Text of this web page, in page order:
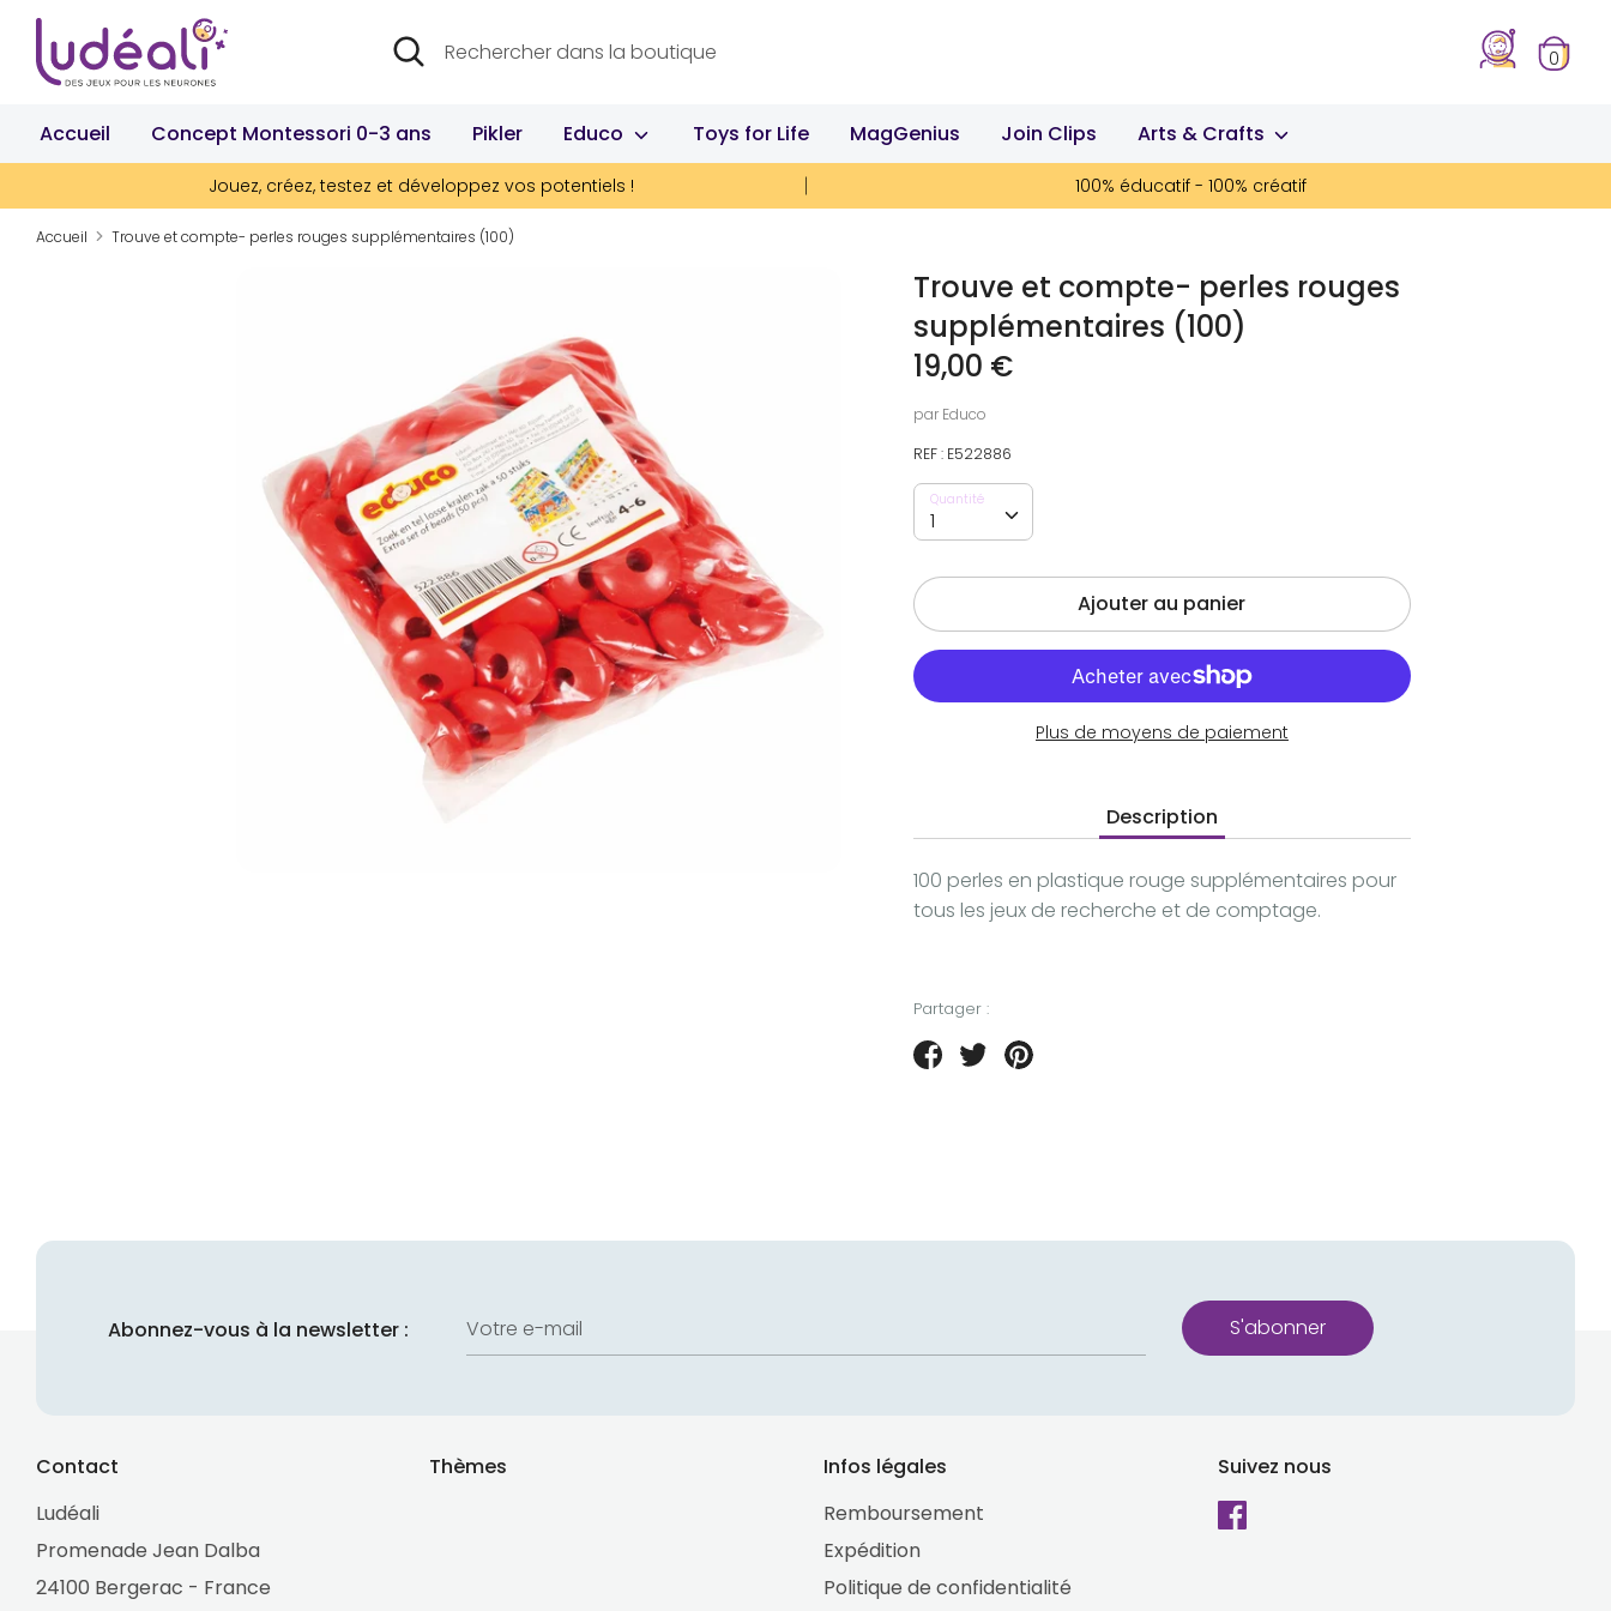
Passer
contenu
Recherche
Rechercher
dans
boutique
0
Accueil Concept Montessori 0-3 ans Pikler Educo Toys for Life MagGenius Join Clips Arts & Crafts
Jouez, créez, testez et développez vos potentiels ! 100% éducatif - 100% créatif
Accueil Trouve et compte- perles rouges supplémentaires (100)
Trouve et compte- perles rouges
supplémentaires (100)
19,00 €
par Educo
REF : E522886
Quantité
1
Quantité
Ajouter au panier
Plus de moyens de paiement
Description
100 perles en plastique rouge supplémentaires pour
tous les jeux de recherche et de comptage.
Partager :
PartagerTweeterÉpingler
Abonnez-vous à la newsletter : Votre e-mail S'abonner
Contact
Ludéali
Promenade Jean Dalba
24100 Bergerac - France
Thèmes
Infos légales
Remboursement
Expédition
Politique de confidentialité
Suivez nous